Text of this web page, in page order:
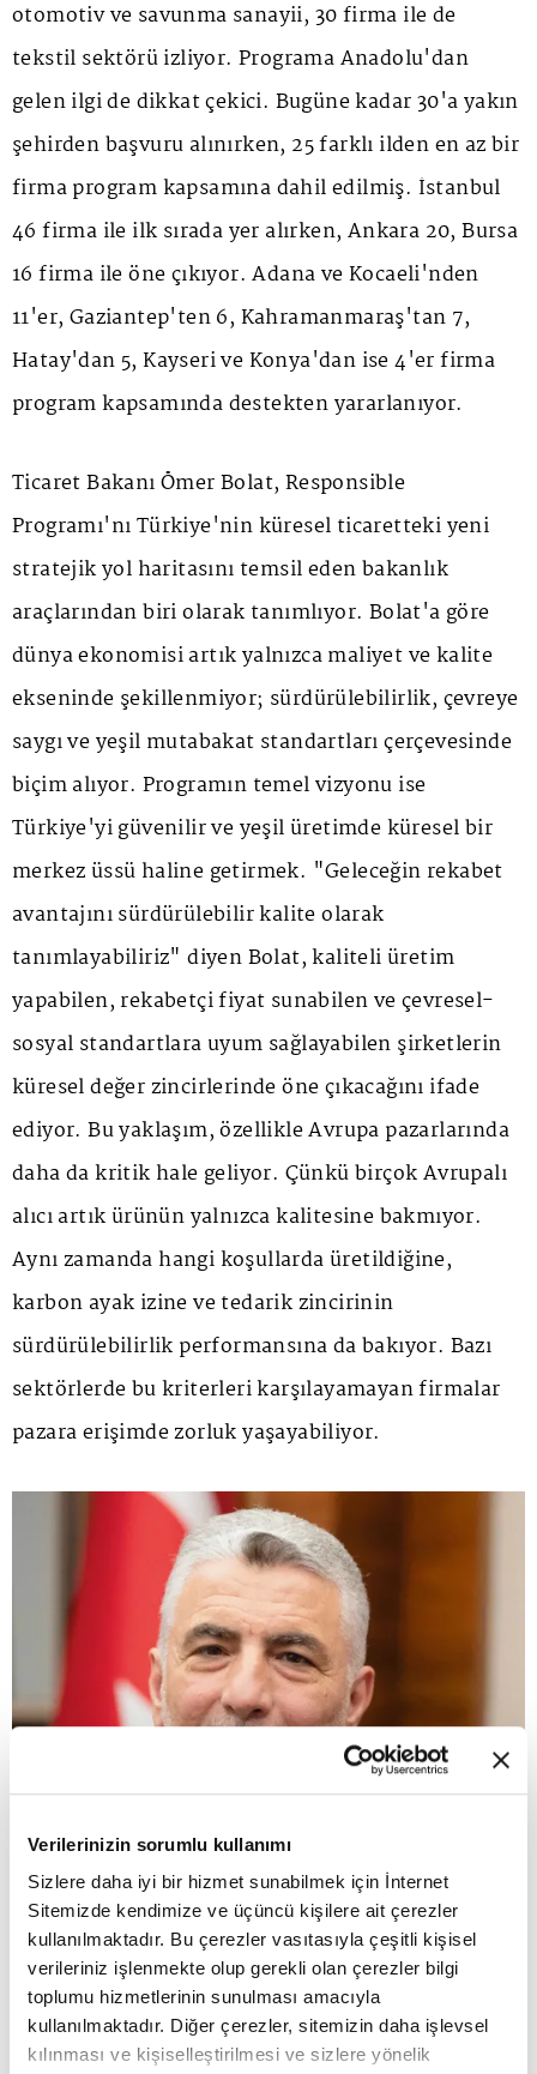
Verilerinizin sorumlu kullanımı
Sizlere daha iyi bir hizmet sunabilmek için İnternet
Sitemizde kendimize ve üçüncü kişilere ait çerezler
kullanılmaktadır. Bu çerezler vasıtasıyla çeşitli kişisel
verileriniz işlenmekte olup gerekli olan çerezler bilgi
toplumu hizmetlerinin sunulması amacıyla
kullanılmaktadır. Diğer çerezler, sitemizin daha işlevsel
kılınması ve kişiselleştirilmesi ve sizlere yönelik
otomotiv ve savunma sanayii, 30 firma ile de
tekstil sektörü izliyor. Programa Anadolu'dan
gelen ilgi de dikkat çekici. Bugüne kadar 30'a yakın
şehirden başvuru alınırken, 25 farklı ilden en az bir
firma program kapsamına dahil edilmiş. İstanbul
46 firma ile ilk sırada yer alırken, Ankara 20, Bursa
16 firma ile öne çıkıyor. Adana ve Kocaeli'nden
11'er, Gaziantep'ten 6, Kahramanmaraş'tan 7,
Hatay'dan 5, Kayseri ve Konya'dan ise 4'er firma
program kapsamında destekten yararlanıyor.
Ticaret Bakanı Ömer Bolat, Responsible
Programı'nı Türkiye'nin küresel ticaretteki yeni
stratejik yol haritasını temsil eden bakanlık
araçlarından biri olarak tanımlıyor. Bolat'a göre
dünya ekonomisi artık yalnızca maliyet ve kalite
ekseninde şekillenmiyor; sürdürülebilirlik, çevreye
saygı ve yeşil mutabakat standartları çerçevesinde
biçim alıyor. Programın temel vizyonu ise
Türkiye'yi güvenilir ve yeşil üretimde küresel bir
merkez üssü haline getirmek. "Geleceğin rekabet
avantajını sürdürülebilir kalite olarak
tanımlayabiliriz" diyen Bolat, kaliteli üretim
yapabilen, rekabetçi fiyat sunabilen ve çevresel-
sosyal standartlara uyum sağlayabilen şirketlerin
küresel değer zincirlerinde öne çıkacağını ifade
ediyor. Bu yaklaşım, özellikle Avrupa pazarlarında
daha da kritik hale geliyor. Çünkü birçok Avrupalı
alıcı artık ürünün yalnızca kalitesine bakmıyor.
Aynı zamanda hangi koşullarda üretildiğine,
karbon ayak izine ve tedarik zincirinin
sürdürülebilirlik performansına da bakıyor. Bazı
sektörlerde bu kriterleri karşılayamayan firmalar
pazara erişimde zorluk yaşayabiliyor.
'Made in Türkiye' algısına katkı